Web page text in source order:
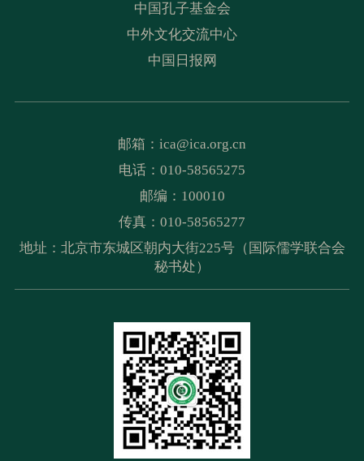
中国孔子基金会
中外文化交流中心
中国日报网
邮箱： ica@ica.org.cn
电话：010-58565275
邮编：100010
传真：010-58565277
地址：北京市东城区朝内大街225号（国际儒学联合会
秘书处）